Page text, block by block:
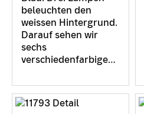
beleuchten den
weissen Hintergrund.
Darauf sehen wir
sechs
verschiedenfarbige…